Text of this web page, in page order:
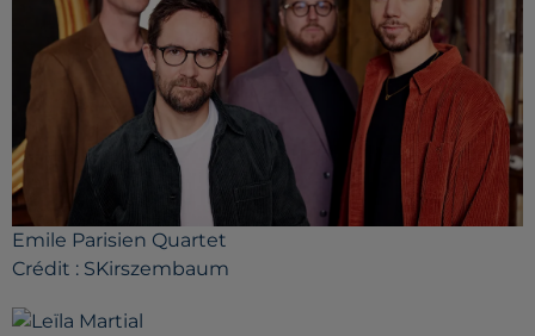
Emile Parisien Quartet
Crédit : SKirszembaum